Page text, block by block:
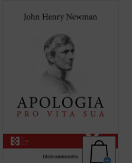
literatura autobiográfica universal, supuso
rechazo que había causado en Inglaterra
su conversión al catolicismo. La presente ...